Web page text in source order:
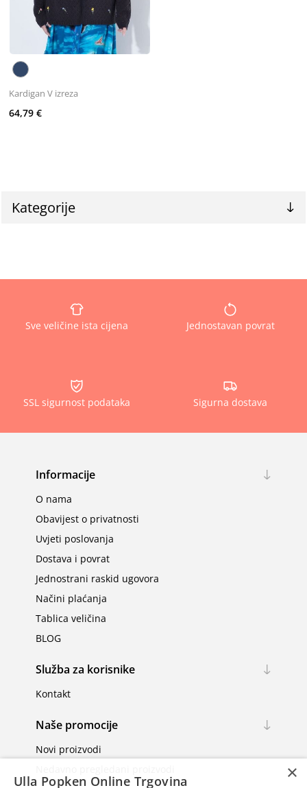
Kategorije
Kardigan V izreza
64,79 €
Sve veličine ista cijena Jednostavan povrat
SSL sigurnost podataka Sigurna dostava
Informacije
O nama
Obavijest o privatnosti
Uvjeti poslovanja
Dostava i povrat
Jednostrani raskid ugovora
Načini plaćanja
Tablica veličina
BLOG
Služba za korisnike
Kontakt
Naše promocije
Novi proizvodi
×
Ulla Popken Online Trgovina